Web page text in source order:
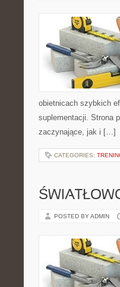
obietnicach szybkich
suplementacji. Strona
zaczynające, jak i […]
CATEGORIES:
POSTED BY ADMIN